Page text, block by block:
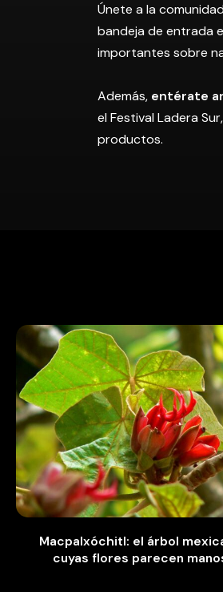
Únete a la
bandeja de entrada
importantes sobre
Además, entérate
el Festival Ladera
productos.
Macpalxóchitl: el árbol
cuyas flores parecen